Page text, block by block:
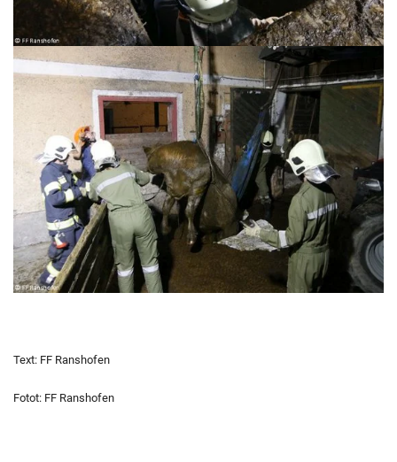
Text: FF Ranshofen
Fotot: FF Ranshofen